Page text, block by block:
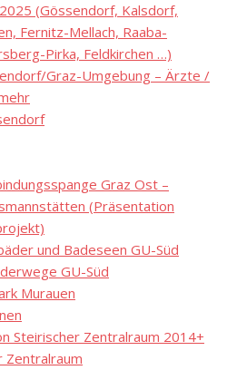
(Gössendorf, Kalsdorf,
Fernitz-Mellach, Raaba-
Pirka, Feldkirchen …)
Graz-Umgebung – Ärzte /
Graz Ost –
(Präsentation
und Badeseen GU-Süd
GU-Süd
Murauen
Steirischer Zentralraum 2014+
Zentralraum